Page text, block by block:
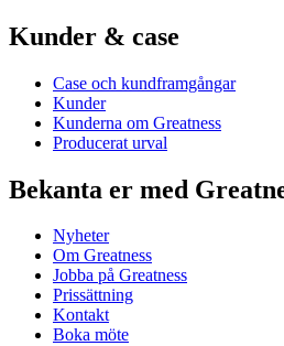
Kunder & case
Case och kundframgångar
Kunder
Kunderna om Greatness
Producerat urval
Bekanta er med
Nyheter
Om Greatness
Jobba på Greatness
Prissättning
Kontakt
Boka möte